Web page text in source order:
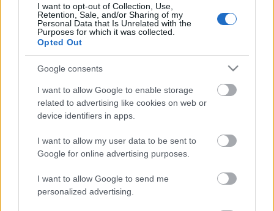
I want to opt-out of Collection, Use,
Retention, Sale, and/or Sharing of my
Personal Data that Is Unrelated with the
Purposes for which it was collected.
Opted Out
Google consents
I want to allow Google to enable storage
related to advertising like cookies on web or
device identifiers in apps.
I want to allow my user data to be sent to
Google for online advertising purposes.
I want to allow Google to send me
personalized advertising.
közönségnek, sőt azt is, hogy egy-egy koreográfus
nekik készült vadonatúj alkotásait miképpen tudják
szinte az alkotás pillanatában a színpadra állítani.
A vizsgakoncertet záró modern blokkban
munkája előtt a legsikeresebb klasszikus
repertoárdarabok kerülnek színre: például Ashton:
rosszul őrzött lány, Pártay Lilla:Anna Karenina
Vaganova:Esmeralda, Petipa:A hattyúk tava
balettjének részletei.
most, a színpadi vizsgák előtt 15-nek biztos
szerződése van. Elsősorban a hazai nagy együttesek
jelezték érdeklődésüket irántuk, ketten pedig a bécsi
operaház balettkarába kerülnek.